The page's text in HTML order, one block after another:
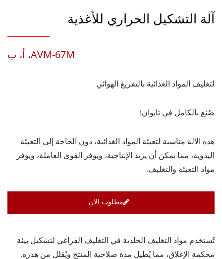
آلة التشكيل الحراري للأغذية
AVM-67M، أ، ب
لتغليف المواد الغذائية بالتفريغ الهوائي
صُنع بالكامل في تايوان!
هذه الآلة مناسبة لتعبئة المواد الغذائية، دون الحاجة إلى التعبئة
اليدوية، مما يمكن أن يزيد الإنتاجية، ويوفر القوى العاملة، ويوفر
مواد التعبئة والتغليف.
مطلوب الان
تُستخدم مواد التغليف الجلدية في التغليف الفراغي لتشكيل بيئة
محكمة الإغلاق، مما يُطيل مدة صلاحية المنتج ويُقلل من هدره.